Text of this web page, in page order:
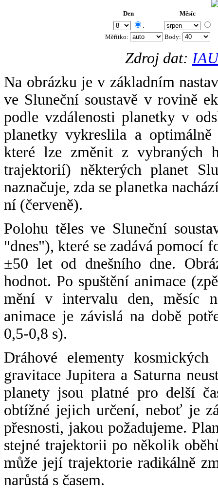
Den Měsíc
.
Měřítko: Body:
Zdroj dat:
Na obrázku je v základním
ve Sluneční soustavě v rovině
podle vzdálenosti planetky v
planetky vykreslila a
které lze změnit z vybraných
trajektorií) některých planet
naznačuje, zda se planetka
ní (červeně).
Polohu těles ve Sluneční
"dnes"), které se zadává pomocí
±50 let od dnešního dne.
hodnot. Po spuštění animace
mění v intervalu den, měsíc
animace je závislá na době
0,5-0,8 s).
Dráhové elementy
gravitace Jupitera a Saturna
planety jsou platné pro delší
obtížné jejich určení, neboť je
přesnosti, jakou požadujeme.
stejné trajektorii po několik
může její trajektorie radikálně
narůstá s časem.